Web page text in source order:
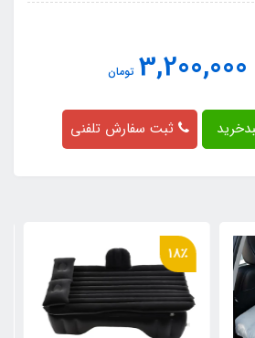
3,200,000 تومان
ثبت سفارش تلفنی
18٪